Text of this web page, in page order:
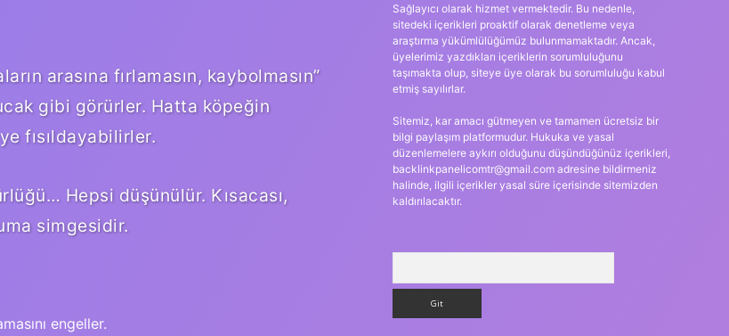
arasına fırlamasın, kaybolmasın”
gibi görürler. Hatta köpeğin
fısıldayabilirler.
Hepsi düşünülür. Kısacası,
simgesidir.
engeller.
Sağlayıcı olarak hizmet vermektedir. Bu nedenle,
sitedeki içerikleri proaktif olarak denetleme veya
araştırma yükümlülüğümüz bulunmamaktadır. Ancak,
üyelerimiz yazdıkları içeriklerin sorumluluğunu
taşımakta olup, siteye üye olarak bu sorumluluğu kabul
etmiş sayılırlar.
Sitemiz, kar amacı gütmeyen ve tamamen ücretsiz bir
bilgi paylaşım platformudur. Hukuka ve yasal
düzenlemelere aykırı olduğunu düşündüğünüz içerikleri,
backlinkpanelicomtr@gmail.comadresine bildirmeniz
halinde, ilgili içerikler yasal süre içerisinde sitemizden
kaldırılacaktır.